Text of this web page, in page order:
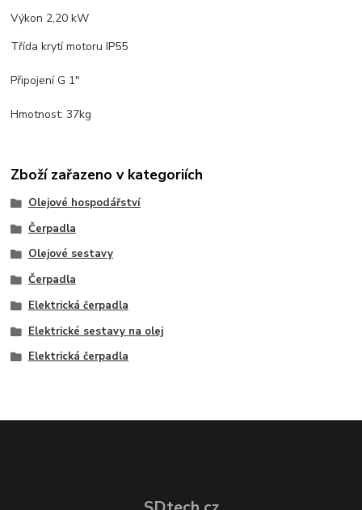
Výkon 2,20 kW
Třída krytí motoru IP55
Připojení G 1"
Hmotnost: 37kg
Zboží zařazeno v kategoriích
Olejové hospodářství
Čerpadla
Olejové sestavy
Čerpadla
Elektrická čerpadla
Elektrické sestavy na olej
Elektrická čerpadla